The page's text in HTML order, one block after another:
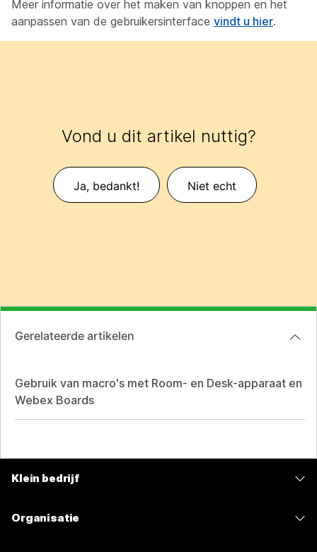
Meer informatie over het maken van knoppen en het
aanpassen van de gebruikersinterface vindt u hier.
Vond u dit artikel nuttig?
Ja, bedankt! Niet echt
Gerelateerde artikelen
Gebruik van macro's met Room- en Desk-apparaat en
Webex Boards
Klein bedrijf
Organisatie